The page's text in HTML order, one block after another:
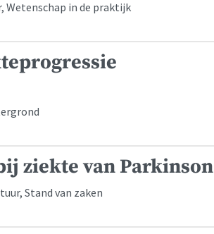
Wetenschap in de praktijk
ziekte van Parkinson
Stand van zaken